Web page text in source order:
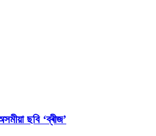
ছবি ‘ব্ৰীজ’